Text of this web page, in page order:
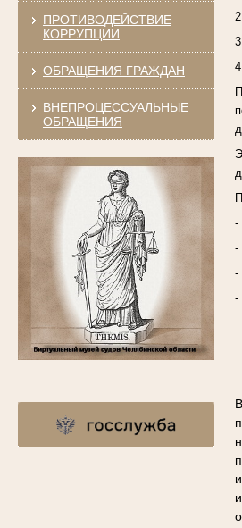
ПРОТИВОДЕЙСТВИЕ
КОРРУПЦИИ
ОБРАЩЕНИЯ ГРАЖДАН
ВНЕПРОЦЕССУАЛЬНЫЕ
ОБРАЩЕНИЯ
-
-
-
-